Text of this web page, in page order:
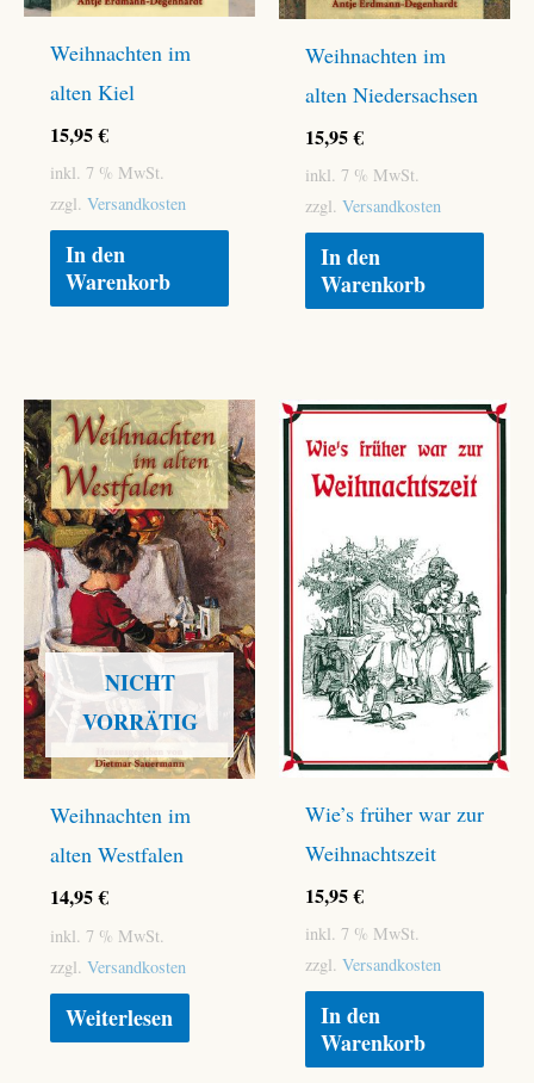
Weihnachten im
alten Kiel
15,95€
inkl. 7 % MwSt.
zzgl. Versandkosten
In den
Warenkorb
Weihnachten im
alten Niedersachsen
15,95€
inkl. 7 % MwSt.
zzgl. Versandkosten
In den
Warenkorb
NICHT
VORRÄTIG
Weihnachten im
alten Westfalen
14,95€
inkl. 7 % MwSt.
zzgl. Versandkosten
Weiterlesen
Wie’s früher war zur
Weihnachtszeit
15,95€
inkl. 7 % MwSt.
zzgl. Versandkosten
In den
Warenkorb